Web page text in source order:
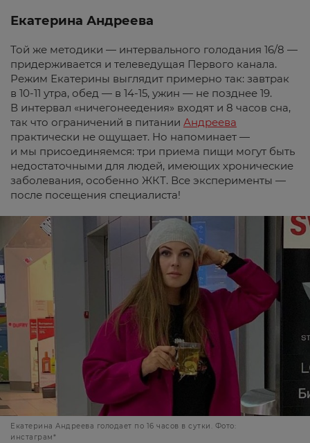
Екатерина Андреева
Той же методики — интервального голодания 16/8 —
придерживается и телеведущая Первого канала.
Режим Екатерины выглядит примерно так: завтрак
в 10-11 утра, обед — в 14-15, ужин — не позднее 19.
В интервал «ничегонеедения» входят и 8 часов сна,
так что ограничений в питании Андреева
практически не ощущает. Но напоминает —
и мы присоединяемся: три приема пищи могут быть
недостаточными для людей, имеющих хронические
заболевания, особенно ЖКТ. Все эксперименты —
после посещения специалиста!
Екатерина Андреева голодает по 16 часов в сутки. Фото:
инстаграм*